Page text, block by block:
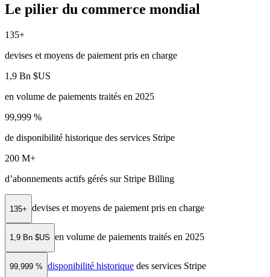
Le pilier du commerce mondial
135+
devises et moyens de paiement pris en charge
1,9 Bn $US
en volume de paiements traités en 2025
99,999 %
de disponibilité historique des services Stripe
200 M+
d’abonnements actifs gérés sur Stripe Billing
135+ devises et moyens de paiement pris en charge
1,9 Bn $US en volume de paiements traités en 2025
99,999 % disponibilité historique des services Stripe